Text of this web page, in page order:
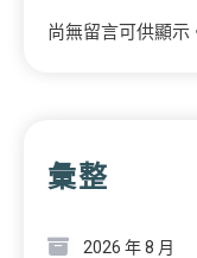
尚無留言可供顯示
彙整
2026 年 8 月